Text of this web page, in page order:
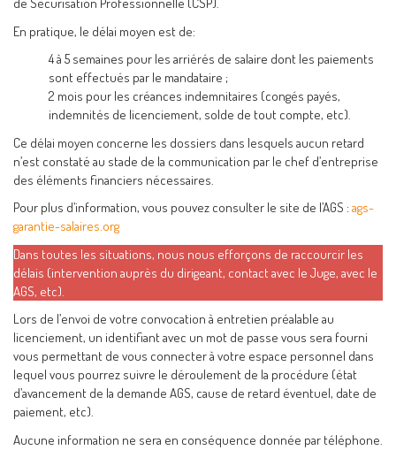
En pratique, le délai moyen est de:
4 à 5 semaines pour les arriérés de salaire dont les paiements
sont effectués par le mandataire ;
2 mois pour les créances indemnitaires (congés payés,
indemnités de licenciement, solde de tout compte, etc).
Ce délai moyen concerne les dossiers dans lesquels aucun retard
n’est constaté au stade de la communication par le chef d’entreprise
des éléments financiers nécessaires.
Pour plus d’information, vous pouvez consulter le site de l’AGS : ags-
garantie-salaires.org
Dans toutes les situations, nous nous efforçons de raccourcir les
délais (intervention auprès du dirigeant, contact avec le Juge, avec le
AGS, etc).
Lors de l’envoi de votre convocation à entretien préalable au
licenciement, un identifiant avec un mot de passe vous sera fourni
vous permettant de vous connecter à votre espace personnel dans
lequel vous pourrez suivre le déroulement de la procédure (état
d’avancement de la demande AGS, cause de retard éventuel, date de
paiement, etc).
Aucune information ne sera en conséquence donnée par téléphone.